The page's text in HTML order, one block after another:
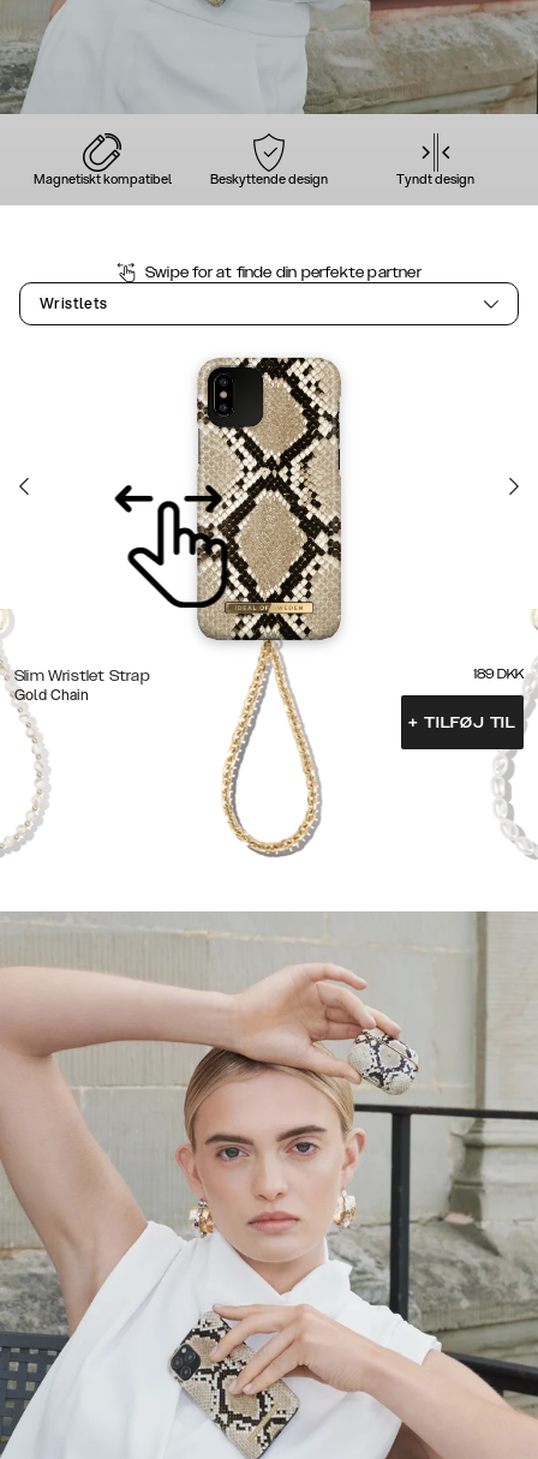
Magnetiskt kompatibel Beskyttende design Tyndt design
Swipe for at finde din perfekte partner
Wristlets
Slim Wristlet Strap
Gold Chain
189 DKK
+ TILFØJ TIL